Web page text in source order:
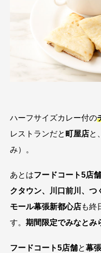
ハーフサイズカレー付の
レストランだと 町屋店と
み）。
あとはフードコート5店
クタウン、川口前川、つ
モール幕張新都心店も終
す。 期間限定でみなとみ
フードコート5店舗と幕